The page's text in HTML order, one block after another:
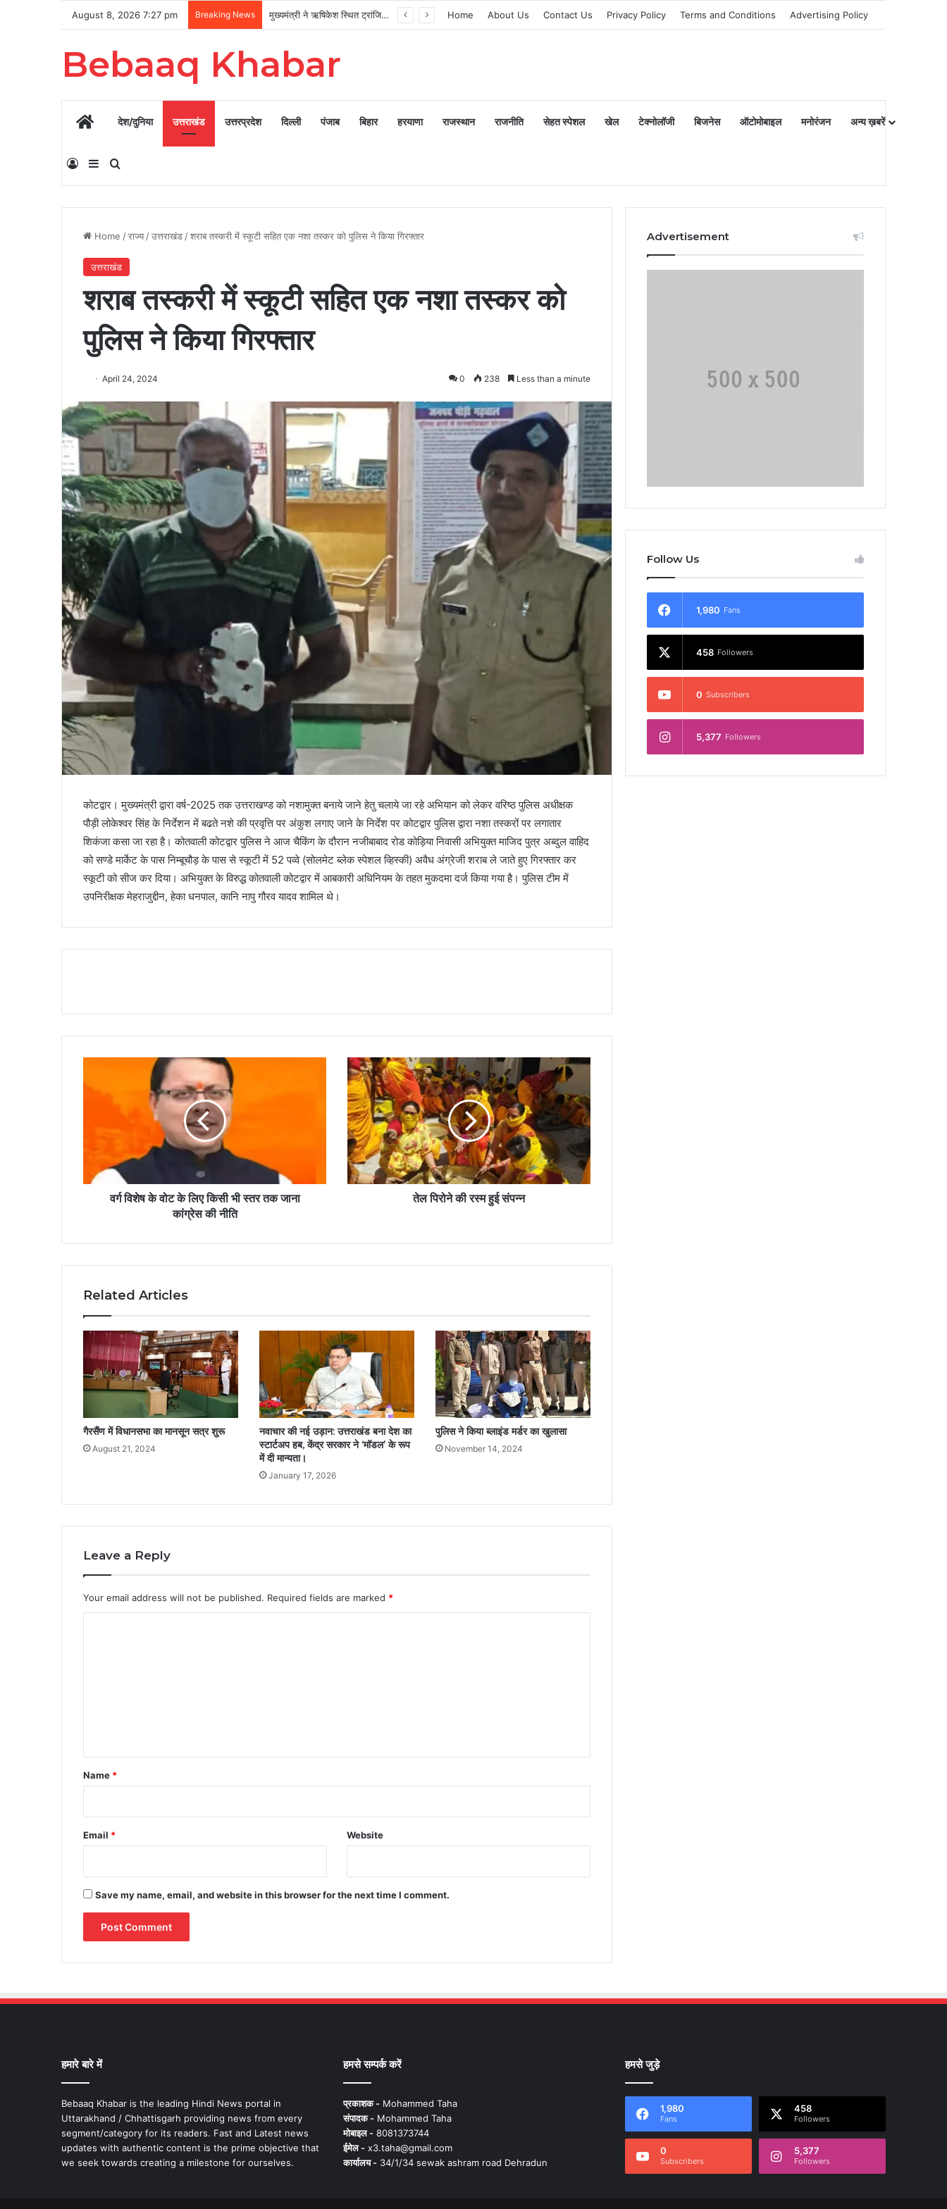
August 8, 2026 7:27 pm Breaking News मुख्यमंत्री ने ऋषिकेश स्थित ट्रांजिट कैंप का किया औचक निरीक्षण Home About Us Contact Us Privacy Policy Terms and Conditions Advertising Policy
Bebaaq Khabar
Homeदेश/दुनिया उत्तराखंड उत्तरप्रदेश दिल्ली पंजाब बिहार हरयाणा राजस्थान राजनीति सेहत स्पेशल खेल टेक्नोलॉजी बिजनेस ऑटोमोबाइल मनोरंजन अन्य ख़बरें
Log InSidebarSearch for
Home /राज्य /उत्तराखंड /शराब तस्करी में स्कूटी सहित एक नशा तस्कर को पुलिस ने किया गिरफ्तार
उत्तराखंड
शराब तस्करी में स्कूटी सहित एक नशा तस्कर को
पुलिस ने किया गिरफ्तार
April 24, 2024 0 238 Less than a minute
कोटद्वार। मुख्यमंत्री द्वारा वर्ष-2025 तक उत्तराखण्ड को नशामुक्त बनाये जाने हेतु चलाये जा रहे अभियान को लेकर वरिष्ठ पुलिस अधीक्षक
पौड़ी लोकेश्वर सिंह के निर्देशन में बढते नशे की प्रवृत्ति पर अंकुश लगाए जाने के निर्देश पर कोटद्वार पुलिस द्वारा नशा तस्करों पर लगातार
शिकंजा कसा जा रहा है। कोतवाली कोटद्वार पुलिस ने आज चैकिंग के दौरान नजीबाबाद रोड कोड़िया निवासी अभियुक्त माजिद पुत्र अब्दुल वाहिद
को सण्डे मार्केट के पास निम्बूचौड़ के पास से स्कूटी में 52 पव्वे (सोलमेट ब्लेक स्पेशल व्हिस्की) अवैध अंग्रेजी शराब ले जाते हुए गिरफ्तार कर
स्कूटी को सीज कर दिया। अभियुक्त के विरुद्ध कोतवाली कोटद्वार में आबकारी अधिनियम के तहत मुकदमा दर्ज किया गया है। पुलिस टीम में
उपनिरीक्षक मेहराजुद्दीन, हेका धनपाल, कानि नापु गौरव यादव शामिल थे।
वर्ग विशेष के वोट के लिए किसी भी स्तर तक जाना
कांग्रेस की नीति
तेल पिरोने की रस्म हुई संपन्न
Related Articles
गैरसैंण में विधानसभा का मानसून सत्र शुरू
August 21, 2024
नवाचार की नई उड़ान: उत्तराखंड बना देश का
स्टार्टअप हब, केंद्र सरकार ने ‘मॉडल’ के रूप
में दी मान्यता।
January 17, 2026
पुलिस ने किया ब्लाइंड मर्डर का खुलासा
November 14, 2024
Leave a Reply
Your email address will not be published. Required fields are marked *
*
Name *
Email * Website
Save my name, email, and website in this browser for the next time I comment.
Advertisement
Follow Us
1,980 Fans
458 Followers
0 Subscribers
5,377 Followers
हमारे बारे में
Bebaaq Khabar is the leading Hindi News portal in
Uttarakhand / Chhattisgarh providing news from every
segment/category for its readers. Fast and Latest news
updates with authentic content is the prime objective that
we seek towards creating a milestone for ourselves.
हमसे सम्पर्क करें
प्रकाशक -Mohammed Taha
संपादक -Mohammed Taha
मोबाइल -8081373744
ईमेल -x3.taha@gmail.com
कार्यालय -34/1/34 sewak ashram road Dehradun
हमसे जुड़े
1,980
Fans
458
Followers
0
Subscribers
5,377
Followers